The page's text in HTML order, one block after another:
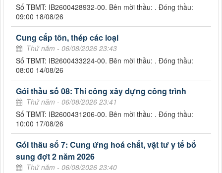
Số TBMT: IB2600428932-00. Bên mời thầu: . Đóng thầu:
09:00 18/08/26
Cung cấp tôn, thép các loại
Thứ năm - 06/08/2026 23:43
Số TBMT: IB2600433224-00. Bên mời thầu: . Đóng thầu:
08:00 14/08/26
Gói thầu số 08: Thi công xây dựng công trình
Thứ năm - 06/08/2026 23:41
Số TBMT: IB2600431206-00. Bên mời thầu: . Đóng thầu:
10:00 17/08/26
Gói thầu số 7: Cung ứng hoá chất, vật tư y tế bổ
sung đợt 2 năm 2026
Thứ năm - 06/08/2026 23:40